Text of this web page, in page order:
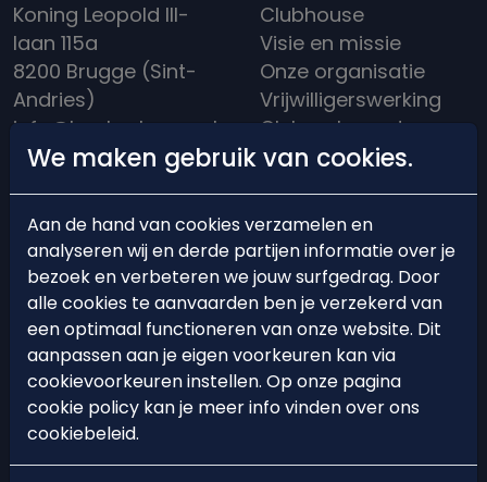
Koning Leopold III-
laan 115a
8200 Brugge (Sint-
Andries)
info@hockeybrugge.be
Clubhuis: +32 50 39
Clubhouse
Visie en missie
Onze organisatie
Vrijwilligerswerking
Clubreglement
Een rijke historiek
BEARS'ACADEMY
Lid worden
Starten met hockey
Trainingsschema
Ploegindeling
EVENTS
Events
Hockeystages &
We maken gebruik van cookies.
Aan de hand van cookies verzamelen en
analyseren wij en derde partijen informatie over je
bezoek en verbeteren we jouw surfgedrag. Door
alle cookies te aanvaarden ben je verzekerd van
een optimaal functioneren van onze website. Dit
aanpassen aan je eigen voorkeuren kan via
cookievoorkeuren instellen. Op onze pagina
cookie policy kan je meer info vinden over ons
cookiebeleid.